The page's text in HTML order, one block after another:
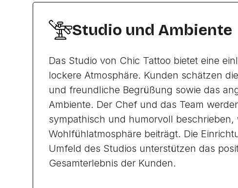
Studio und Ambiente
Das Studio von Chic Tattoo bietet eine
lockere Atmosphäre. Kunden schätzen
und freundliche Begrüßung sowie das
Ambiente. Der Chef und das Team
sympathisch und humorvoll beschrieben,
Wohlfühlatmosphäre beiträgt. Die
Umfeld des Studios unterstützen das
Gesamterlebnis der Kunden.